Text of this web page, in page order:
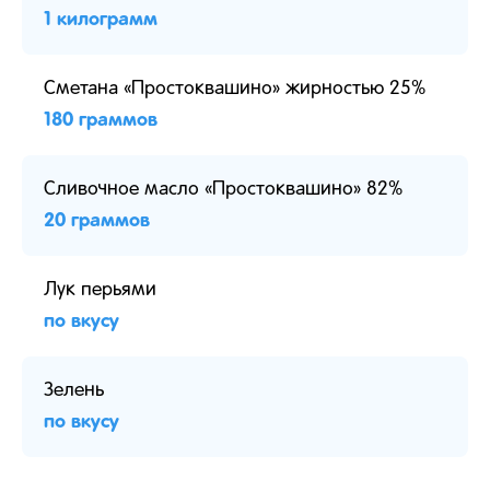
1 килограмм
Сметана «Простоквашино» жирностью 25%
180 граммов
Сливочное масло «Простоквашино» 82%
20 граммов
Лук перьями
по вкусу
Зелень
по вкусу